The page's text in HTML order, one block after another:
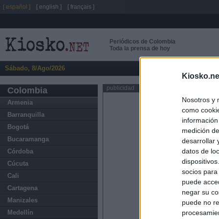
Nosotros y
como
medición
desarrollar
datos de
socios
puede
negar su
puede no
Periódicos de Colombia
Toda la prensa de hoy
Sábado, 8/Ago/2026
Colombia
Armenia
Barranquilla
Bogotá
Bucaramanga
Córdoba
Cúcuta
Cali
Cartagena
Manizales
Medellín
publicidad
[ español ] [ english ] [ français ]